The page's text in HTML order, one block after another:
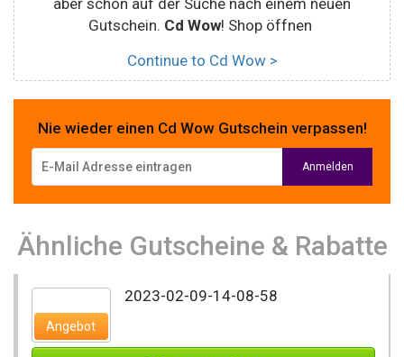
aber schon auf der Suche nach einem neuen
Gutschein. Cd Wow! Shop öffnen
Continue to Cd Wow >
Nie wieder einen Cd Wow Gutschein verpassen!
Ähnliche Gutscheine & Rabatte
Angebot
2023-02-09-14-08-58